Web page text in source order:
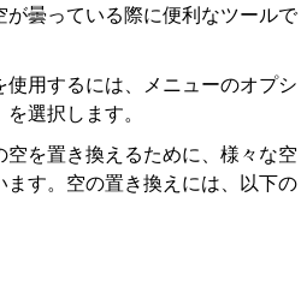
が曇っている際に便利なツールで
使用するには、メニューのオプシ
を選択します。
を置き換えるために、様々な空
す。空の置き換えには、以下の